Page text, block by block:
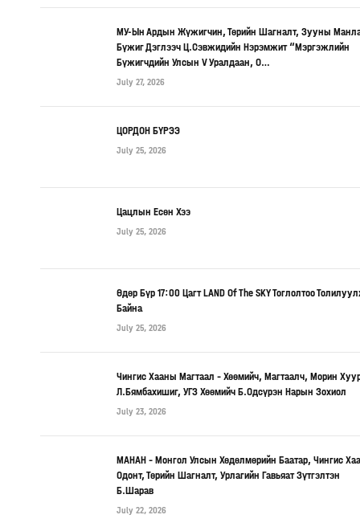
МУ-Ын Ардын Жүжигчин, Төрийн Шагналт, Зууны
Бүжиг Дэглээч Ц.Сэвжидийн Нэрэмжит “Мэргэжлийн
Бүжигчдийн Улсын V Уралдаан, О…
July 27, 2026
ЦОРДОН БҮРЭЭ
July 25, 2026
Цацлын Есөн Хээ
July 25, 2026
Өдөр Бүр 17:00 Цагт LAND Of The SKY Тоглолтоо
Байна
July 25, 2026
Чингис Хааны Магтаал – Хөөмийч, Магтаалч, Морин
Л.Бямбахишиг, УГЗ Хөөмийч Б.Одсүрэн Нарын Зохиол
July 23, 2026
МАНАН – Монгол Улсын Хөдөлмөрийн Баатар, Чингис
Одонт, Төрийн Шагналт, Урлагийн Гавьяат Зүтгэлтэн
Б.Шарав
July 22, 2026